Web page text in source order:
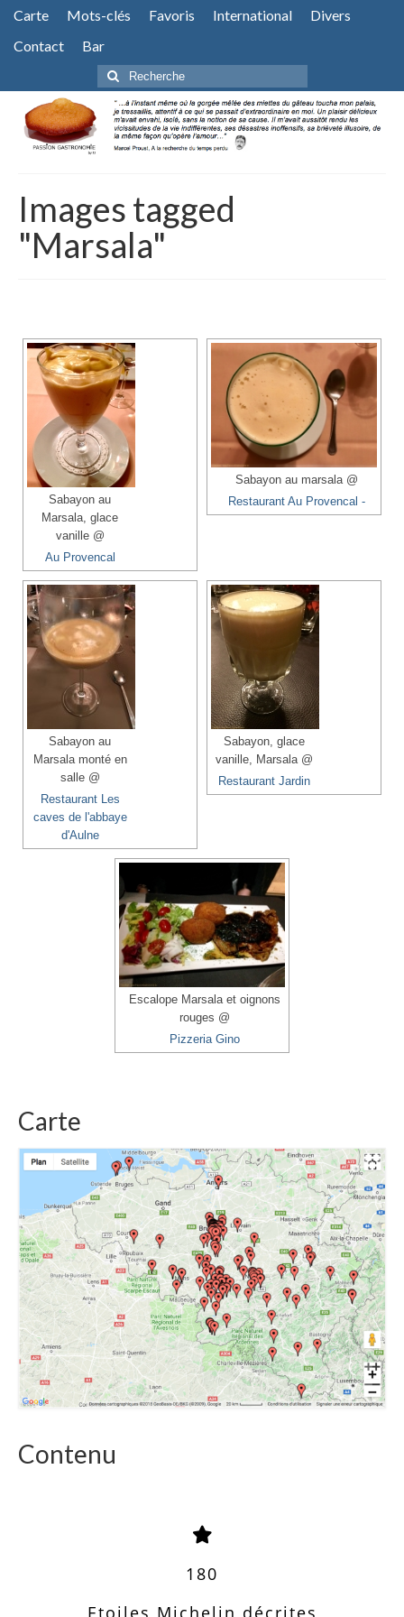
Carte Mots-clés Favoris International
Divers
Contact
Bar
Rechercher
:
Images tagged
"Marsala"
Sabayon au
Marsala, glace
vanille @
Au Provencal
Sabayon au marsala @
Restaurant Au Provencal -
Sabayon au
Marsala monté en
salle @
Restaurant Les
caves de l'abbaye
d'Aulne
Sabayon, glace
vanille, Marsala @
Restaurant Jardin
Escalope Marsala et oignons
rouges @
Pizzeria Gino
Carte
Contenu
180